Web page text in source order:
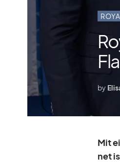
by
Mit
net